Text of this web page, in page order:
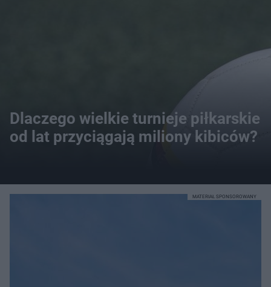
Dlaczego wielkie turnieje piłkarskie
od lat przyciągają miliony kibiców?
MATERIAŁ SPONSOROWANY